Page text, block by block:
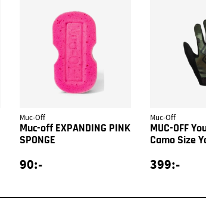
Muc-Off
Muc-off EXPANDING PINK
SPONGE
90:-
Muc-Off
MUC-OFF
Camo Size
399:-